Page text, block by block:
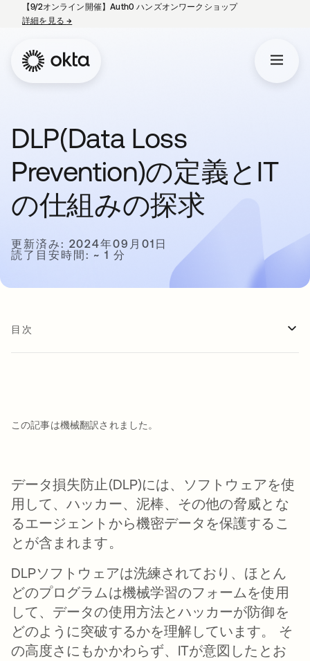
【9/2オンライン開催】Auth0 ハンズオンワークショップ
詳細を見る→
DLP(Data Loss
Prevention)の定義とIT
の仕組みの探求
更新済み: 2024年09月01日
読了目安時間: ~ 1 分
目次
この記事は機械翻訳されました。
データ損失防止(DLP)には、ソフトウェアを使
用して、ハッカー、泥棒、その他の脅威とな
るエージェントから機密データを保護するこ
とが含まれます。
DLPソフトウェアは洗練されており、ほとん
どのプログラムは機械学習のフォームを使用
して、データの使用方法とハッカーが防御を
どのように突破するかを理解しています。 そ
の高度さにもかかわらず、ITが意図したとお